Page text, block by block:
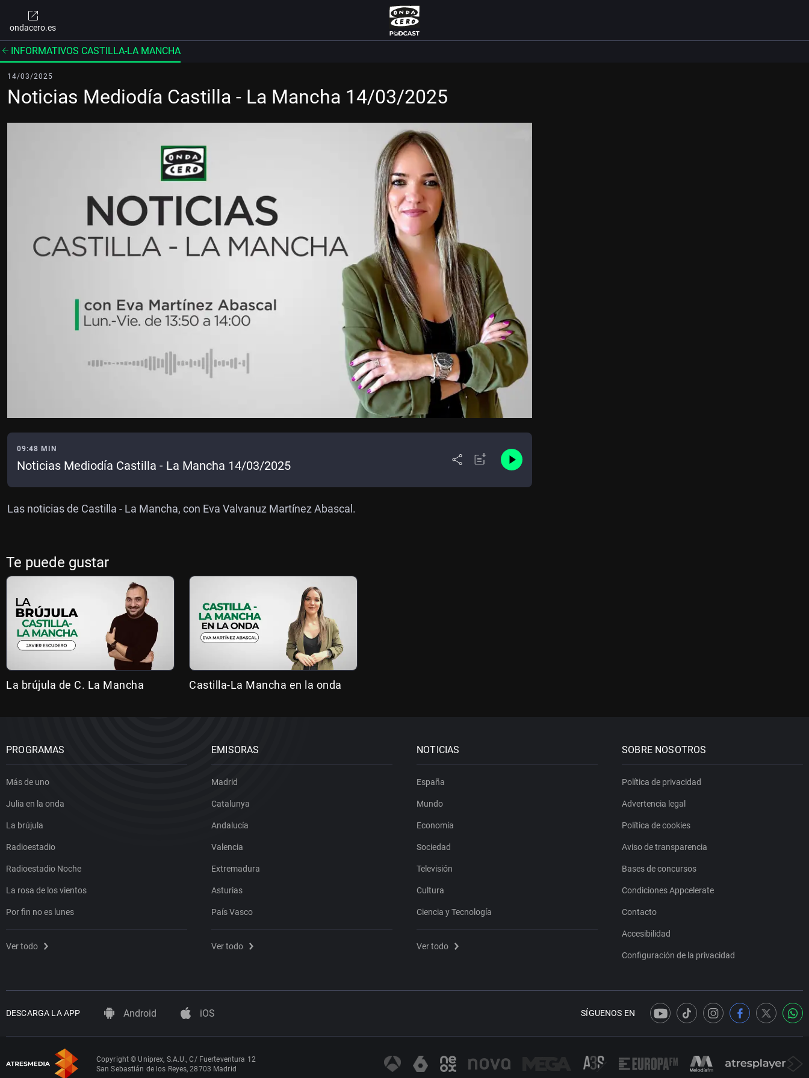
ondacero.es
INFORMATIVOS CASTILLA-LA MANCHA
14/03/2025
Noticias Mediodía Castilla - La Mancha 14/03/2025
09:48 MIN
Noticias Mediodía Castilla - La Mancha 14/03/2025
Las noticias de Castilla - La Mancha, con Eva Valvanuz Martínez Abascal.
Te puede gustar
La brújula de C. La Mancha Castilla-La Mancha en la onda
PROGRAMAS
Más de uno
Julia en la onda
La brújula
Radioestadio
Radioestadio Noche
La rosa de los vientos
Por fin no es lunes
Ver todo
EMISORAS
Madrid
Catalunya
Andalucía
Valencia
Extremadura
Asturias
País Vasco
Ver todo
NOTICIAS
España
Mundo
Economía
Sociedad
Televisión
Cultura
Ciencia y Tecnología
Ver todo
SOBRE NOSOTROS
Política de privacidad
Advertencia legal
Política de cookies
Aviso de transparencia
Bases de concursos
Condiciones Appcelerate
Contacto
Accesibilidad
Configuración de la privacidad
DESCARGA LA APP Android iOS SÍGUENOS EN
Copyright © Uniprex, S.A.U., C/ Fuerteventura 12
San Sebastián de los Reyes, 28703 Madrid